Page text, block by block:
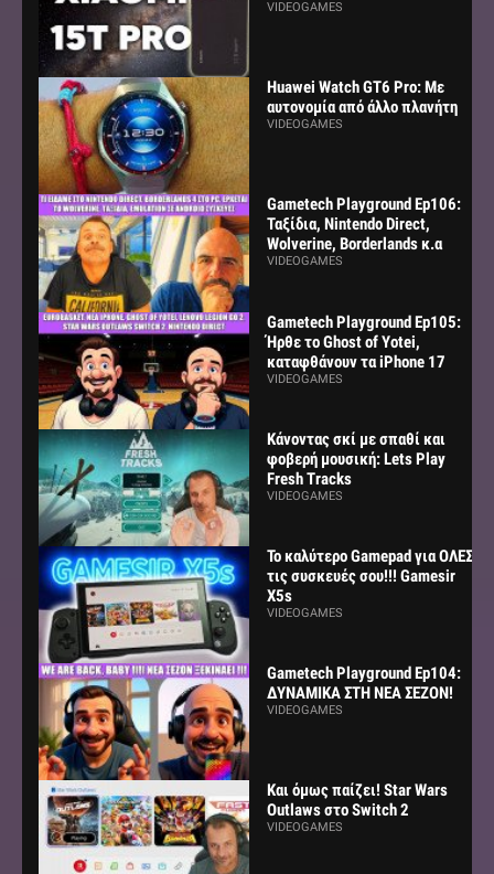
VIDEOGAMES
Huawei Watch GT6 Pro: Με
αυτονομία από άλλο πλανήτη
VIDEOGAMES
Gametech Playground Ep106:
Ταξίδια, Nintendo Direct,
Wolverine, Borderlands κ.α
VIDEOGAMES
Gametech Playground Ep105:
Ήρθε το Ghost of Yotei,
καταφθάνουν τα iPhone 17
VIDEOGAMES
Κάνοντας σκί με σπαθί και
φοβερή μουσική: Lets Play
Fresh Tracks
VIDEOGAMES
Το καλύτερο Gamepad για ΟΛΕΣ
τις συσκευές σου!!! Gamesir
X5s
VIDEOGAMES
Gametech Playground Ep104:
ΔΥΝΑΜΙΚΑ ΣΤΗ ΝΕΑ ΣΕΖΟΝ!
VIDEOGAMES
Και όμως παίζει! Star Wars
Outlaws στο Switch 2
VIDEOGAMES